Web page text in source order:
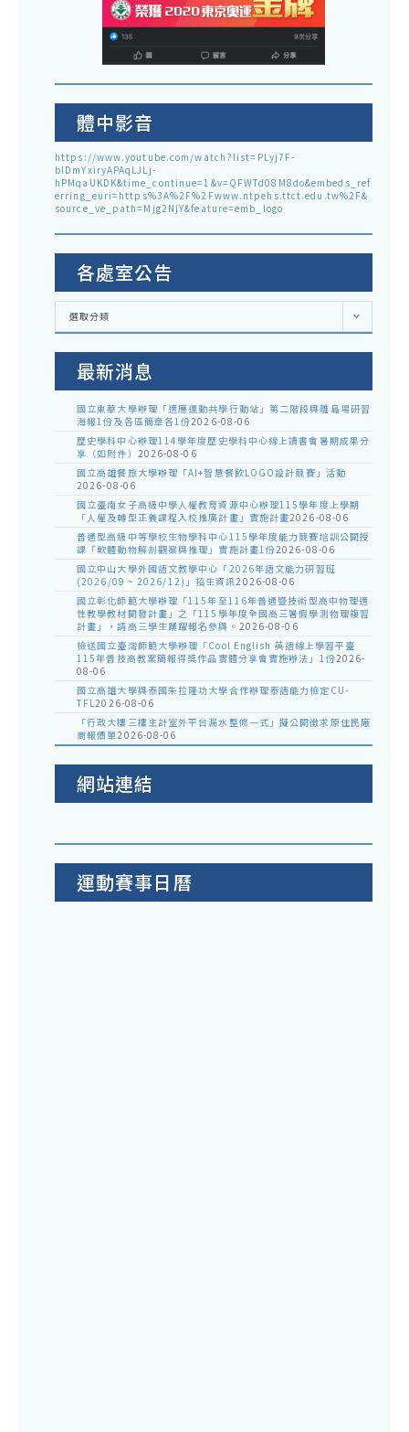
體中影音
https://www.youtube.com/watch?list=PLyj7F-
blDmYxiryAPAqLJLj-
hPMqaUKDK&time_continue=1&v=QFWTd08M8do&embeds_ref
erring_euri=https%3A%2F%2Fwww.ntpehs.ttct.edu.tw%2F&
source_ve_path=Mjg2NjY&feature=emb_logo
各處室公告
各
室
告
選取分類
最新消息
國立東華大學辦理「適應運動共學行動站」第二階段與離島場研習
海報1份及各區簡章各1份2026-08-06
歷史學科中心辦理114學年度歷史學科中心線上讀書會暑期成果分
享（如附件） 2026-08-06
國立高雄餐旅大學辦理「AI+智慧餐飲LOGO設計競賽」活動
2026-08-06
國立臺南女子高級中學人權教育資源中心辦理115學年度上學期
「人權及轉型正義課程入校推廣計畫」實施計畫2026-08-06
普通型高級中等學校生物學科中心115學年度能力競賽培訓公開授
課「軟體動物解剖觀察與推理」實施計畫1份2026-08-06
國立中山大學外國語文教學中心「2026年語文能力研習班
(2026/09 ~ 2026/12)」招生資訊2026-08-06
國立彰化師範大學辦理「115年至116年普通暨技術型高中物理適
性教學教材開發計畫」之「115學年度全國高三暑假學測物理複習
計畫」，請高三學生踴躍報名參與。 2026-08-06
檢送國立臺灣師範大學辦理「Cool English 英語線上學習平臺
115年普技高教案簡報得獎作品實體分享會實施辦法」1份2026-
08-06
國立高雄大學與泰國朱拉隆功大學合作辦理泰語能力檢定CU-
TFL2026-08-06
「行政大樓三樓主計室外平台漏水整修一式」擬公開徵求原住民廠
商報價單2026-08-06
網站連結
運動賽事日曆